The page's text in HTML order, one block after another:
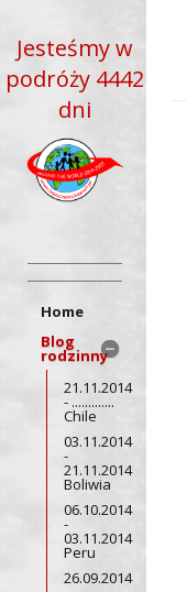
Jesteśmy w
podróży 4442
dni
Home
Blog
rodzinny
21.11.2014
- .............
Chile
03.11.2014
-
21.11.2014
Boliwia
06.10.2014
-
03.11.2014
Peru
26.09.2014